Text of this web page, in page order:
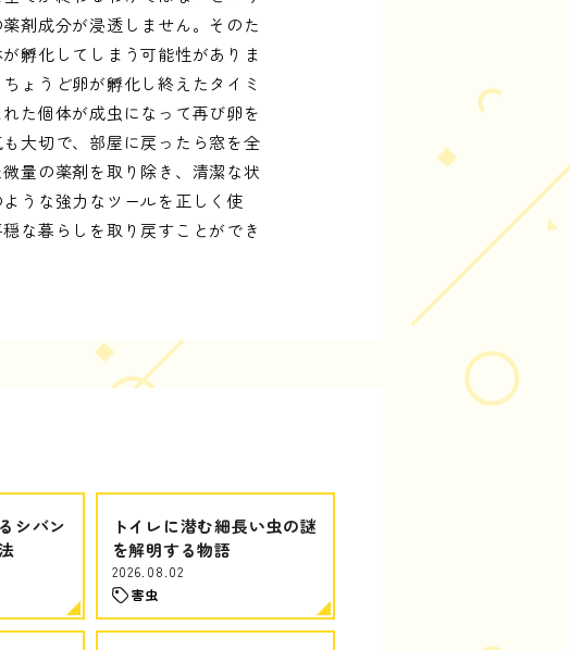
剤成分が浸透しません。そのた
孵化してしまう可能性がありま
ょうど卵が孵化し終えたタイミ
た個体が成虫になって再び卵を
大切で、部屋に戻ったら窓を全
量の薬剤を取り除き、清潔な状
うな強力なツールを正しく使
な暮らしを取り戻すことができ
シバン
トイレに潜む細長い虫の謎
を解明する物語
2026.08.02
害虫